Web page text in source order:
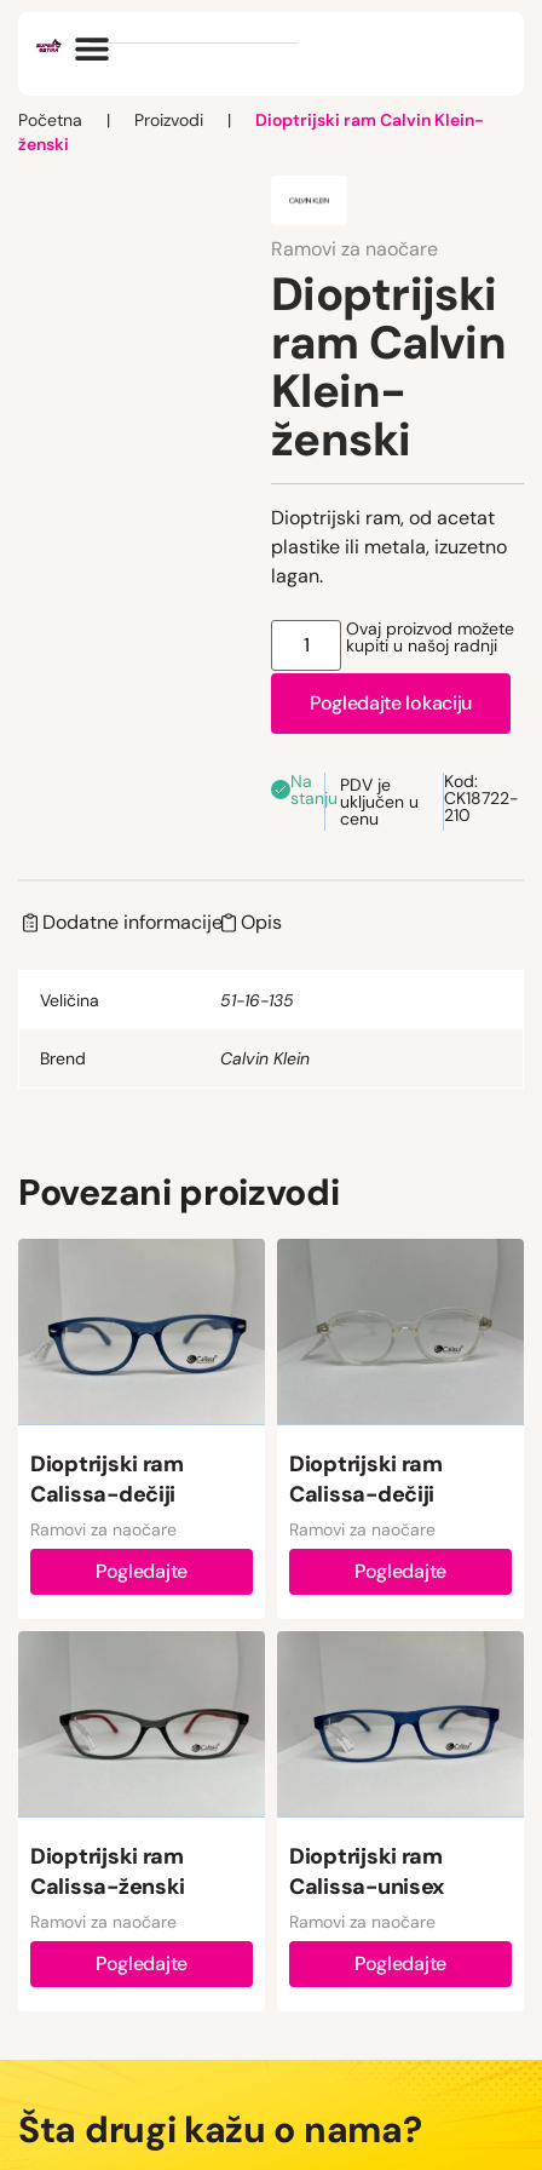
Početna | Proizvodi |
Dioptrijski ram Calvin Klein-
ženski
Ramovi za naočare
Dioptrijski
ram Calvin
Klein-
ženski
Dioptrijski ram, od acetat
plastike ili metala, izuzetno
lagan.
Ovaj proizvod možete
kupiti u našoj radnji
Pogledajte lokaciju
Na
stanju
PDV je
uključen u
cenu
Kod:
CK18722-
210
Dodatne informacije Opis
Veličina 51-16-135
Brend Calvin Klein
Povezani proizvodi
Dioptrijski ram
Calissa-dečiji
Ramovi za naočare
Pogledajte
Dioptrijski ram
Calissa-dečiji
Ramovi za naočare
Pogledajte
Dioptrijski ram
Calissa-ženski
Ramovi za naočare
Pogledajte
Dioptrijski ram
Calissa-unisex
Ramovi za naočare
Pogledajte
Šta drugi kažu o nama?